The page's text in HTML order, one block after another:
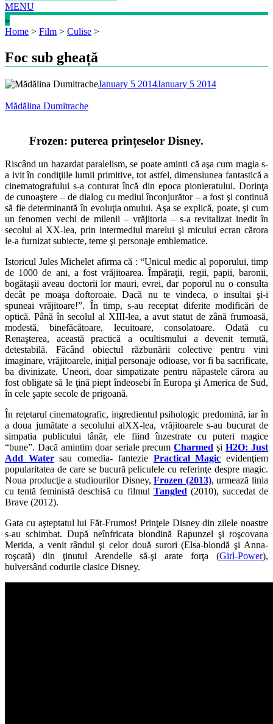
MENU
»
Home > Film > Culise >
Foc sub gheață
January 5 2014January 5 2014
Mădălina Dumitrache
Frozen: puterea prințeselor Disney.
Riscând un hazardat paralelism, se poate aminti că aşa cum magia s-
a ivit în condiţiile lumii primitive, tot astfel, dimensiunea fantastică a
cinematografului s-a conturat încă din epoca pionieratului. Dorinţa
de cunoaştere – de dialog cu mediul înconjurător – a fost şi continuă
să fie determinantă în evoluţia omului. Aşa se explică, poate, şi cum
un fenomen vechi de milenii – vrăjitoria – s-a revitalizat inedit în
secolul al XX-lea, prin intermediul marelui şi micului ecran cărora
le-a furnizat subiecte, teme şi personaje emblematice.
Istoricul Jules Michelet afirma că : “Unicul medic al poporului, timp
de 1000 de ani, a fost vrăjitoarea. Împăraţii, regii, papii, baronii,
bogătaşii aveau doctorii lor mauri, evrei, dar poporul nu o consulta
decât pe moaşa doftoroaie. Dacă nu te vindeca, o insultai şi-i
spuneai vrăjitoare!”. În timp, s-au receptat diferite modificări de
optică. Până în secolul al XIII-lea, a avut statut de zână frumoasă,
modestă, binefăcătoare, lecuitoare, consolatoare. Odată cu
Renaşterea, această practică a ocultismului a devenit temută,
detestabilă. Făcând obiectul răzbunării colective pentru vini
imaginare, vrăjitoarele, iniţial personaje odioase, vor fi ba sacrificate,
ba divinizate. Uneori, doar simpatizate pentru năpastele cărora au
fost obligate să le ţină piept îndeosebi în Europa şi America de Sud,
în cele şapte secole de prigoană.
În reţetarul cinematografic, ingredientul psihologic predomină, iar în
a doua jumătate a secolului alXX-lea, vrăjitoarele s-au bucurat de
simpatia publicului tânăr, ele fiind înzestrate cu puteri magice
“bune”. Dacă amintim doar seriale precumCharmed şiH2O: Just
Add Watersau comedia- fantezie Practical Magic evidenţiem
popularitatea de care se bucură peliculele cu referinţe despre magic.
Noua producţie a studiourilor Disney,Frozen (2013), urmează linia
cu tentă feministă deschisă cu filmul Tangled (2010), succedat de
Brave (2012).
Gata cu aşteptatul lui Făt-Frumos! Prinţele Disney din zilele noastre
s-au schimbat. După neînfricata blondină Rapunzel şi roşcovana
Merida, a venit rândul şi celor două surori (Elsa-blondă şi Anna-
roşcată) din ţinutul Arendelle să-şi arate forţa (Girl-Power),
bulversând codurile clasice Disney.